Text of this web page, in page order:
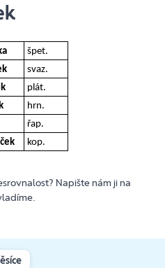
špet.
svaz.
plát.
hrn.
řap.
kop.
Napište nám ji na